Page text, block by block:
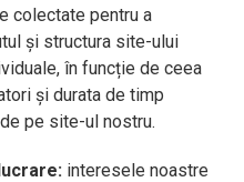
colectate pentru a
și structura site-ului
în funcție de ceea
și durata de timp
pe site-ul nostru.
interesele noastre